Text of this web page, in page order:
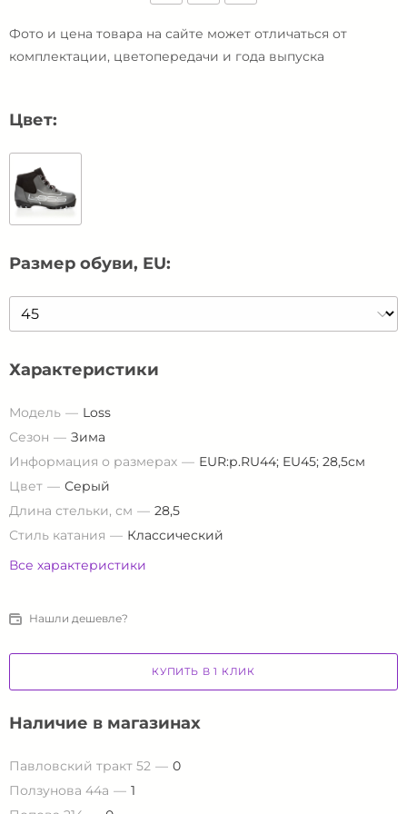
Фото и цена товара на сайте может отличаться от
комплектации, цветопередачи и года выпуска
Цвет:
Размер обуви, EU:
Характеристики
Модель
Loss
Сезон
Зима
Информация о размерах
EUR:р.RU44; EU45; 28,5см
Цвет
Серый
Длина стельки, см
28,5
Стиль катания
Классический
Все характеристики
Нашли дешевле?
КУПИТЬ В 1 КЛИК
Наличие в магазинах
Павловский тракт 52
0
Ползунова 44а
1